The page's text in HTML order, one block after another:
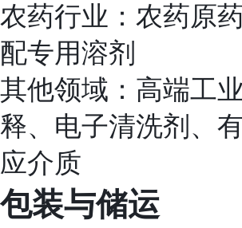
农药行业：农药原
配专用溶剂
其他领域：高端工
释、电子清洗剂、
应介质
包装与储运